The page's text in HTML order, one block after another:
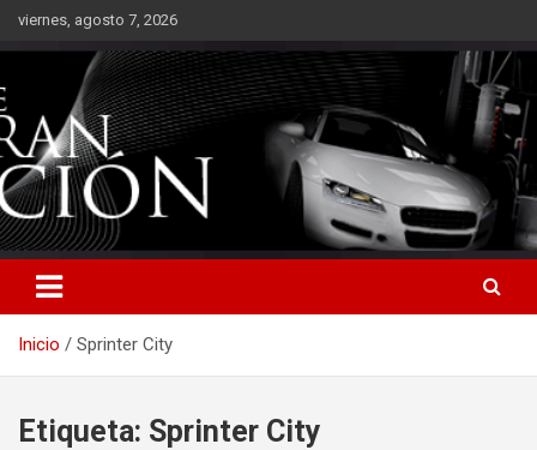
Saltarviernes, agosto 7, 2026
Inicio Sprinter City
Etiqueta: Sprinter City